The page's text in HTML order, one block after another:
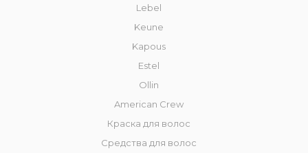
Lebel
Keune
Kapous
Estel
Ollin
American Crew
Краска для волос
Средства для волос